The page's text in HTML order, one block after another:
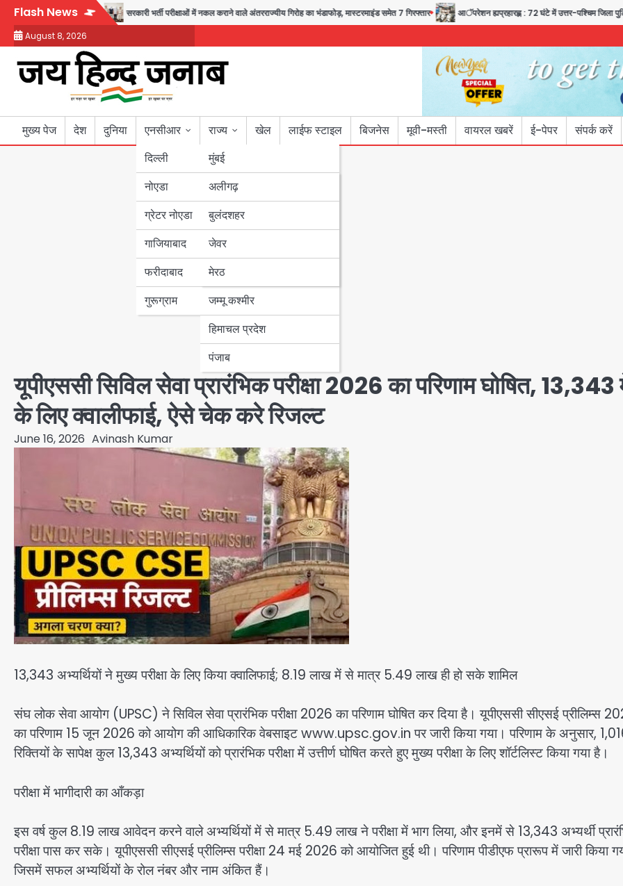
Skip
content
Flash News
गिरोह का भंडाफोड़ सरकारी भर्ती परीक्षाओं में नकल कराने वाले अंतरराज्यीय गिरोह का भंडाफोड़, मास्टरमाइंड समेत 7 गिरफ्तार आॅपरेशन ह्यप्रहारह्ण : 72 घंटे में उत्तर-पश्चिम जिला पुलिस का
August 8, 2026
मुख्य पेज देश दुनिया
एनसीआर
दिल्ली
नोएडा
ग्रेटर नोएडा
गाजियाबाद
फरीदाबाद
गुरूग्राम
राज्य
मुंबई
उत्तर प्रदेश
अलीगढ़
बुलंदशहर
जेवर
मेरठ
बिहार
पंजाब
हरियाणा
जम्मू कश्मीर
हिमाचल प्रदेश
पंजाब
खेल लाईफ स्टाइल बिजनेस मूवी-मस्ती वायरल खबरें ई-पेपर संपर्क करें
यूपीएससी सिविल सेवा प्रारंभिक परीक्षा 2026 का परिणाम घोषित,
के लिए क्वालीफाई, ऐसे चेक करे रिजल्ट
June 16, 2026 Avinash Kumar
13,343 अभ्यर्थियों ने मुख्य परीक्षा के लिए किया क्वालिफाई; 8.19 लाख में से मात्र 5.49 लाख ही हो सके शामिल
संघ लोक सेवा आयोग (UPSC) ने सिविल सेवा प्रारंभिक परीक्षा 2026 का परिणाम घोषित कर दिया है। यूपीएससी सीएसई प्रीलिम्स
का परिणाम 15 जून 2026 को आयोग की आधिकारिक वेबसाइट www.upsc.gov.in पर जारी किया गया। परिणाम के अनुसार,
रिक्तियों के सापेक्ष कुल 13,343 अभ्यर्थियों को प्रारंभिक परीक्षा में उत्तीर्ण घोषित करते हुए मुख्य परीक्षा के लिए शॉर्टलिस्ट किया गया है।
परीक्षा में भागीदारी का आँकड़ा
इस वर्ष कुल 8.19 लाख आवेदन करने वाले अभ्यर्थियों में से मात्र 5.49 लाख ने परीक्षा में भाग लिया, और इनमें से 13,343 अभ्यर्थी
परीक्षा पास कर सके। यूपीएससी सीएसई प्रीलिम्स परीक्षा 24 मई 2026 को आयोजित हुई थी। परिणाम पीडीएफ प्रारूप में जारी किया
जिसमें सफल अभ्यर्थियों के रोल नंबर और नाम अंकित हैं।